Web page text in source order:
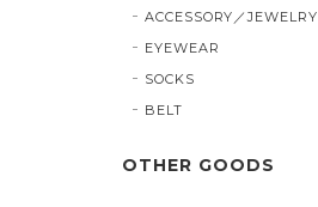
ACCESSORY／JEWELRY
EYEWEAR
SOCKS
BELT
OTHER GOODS